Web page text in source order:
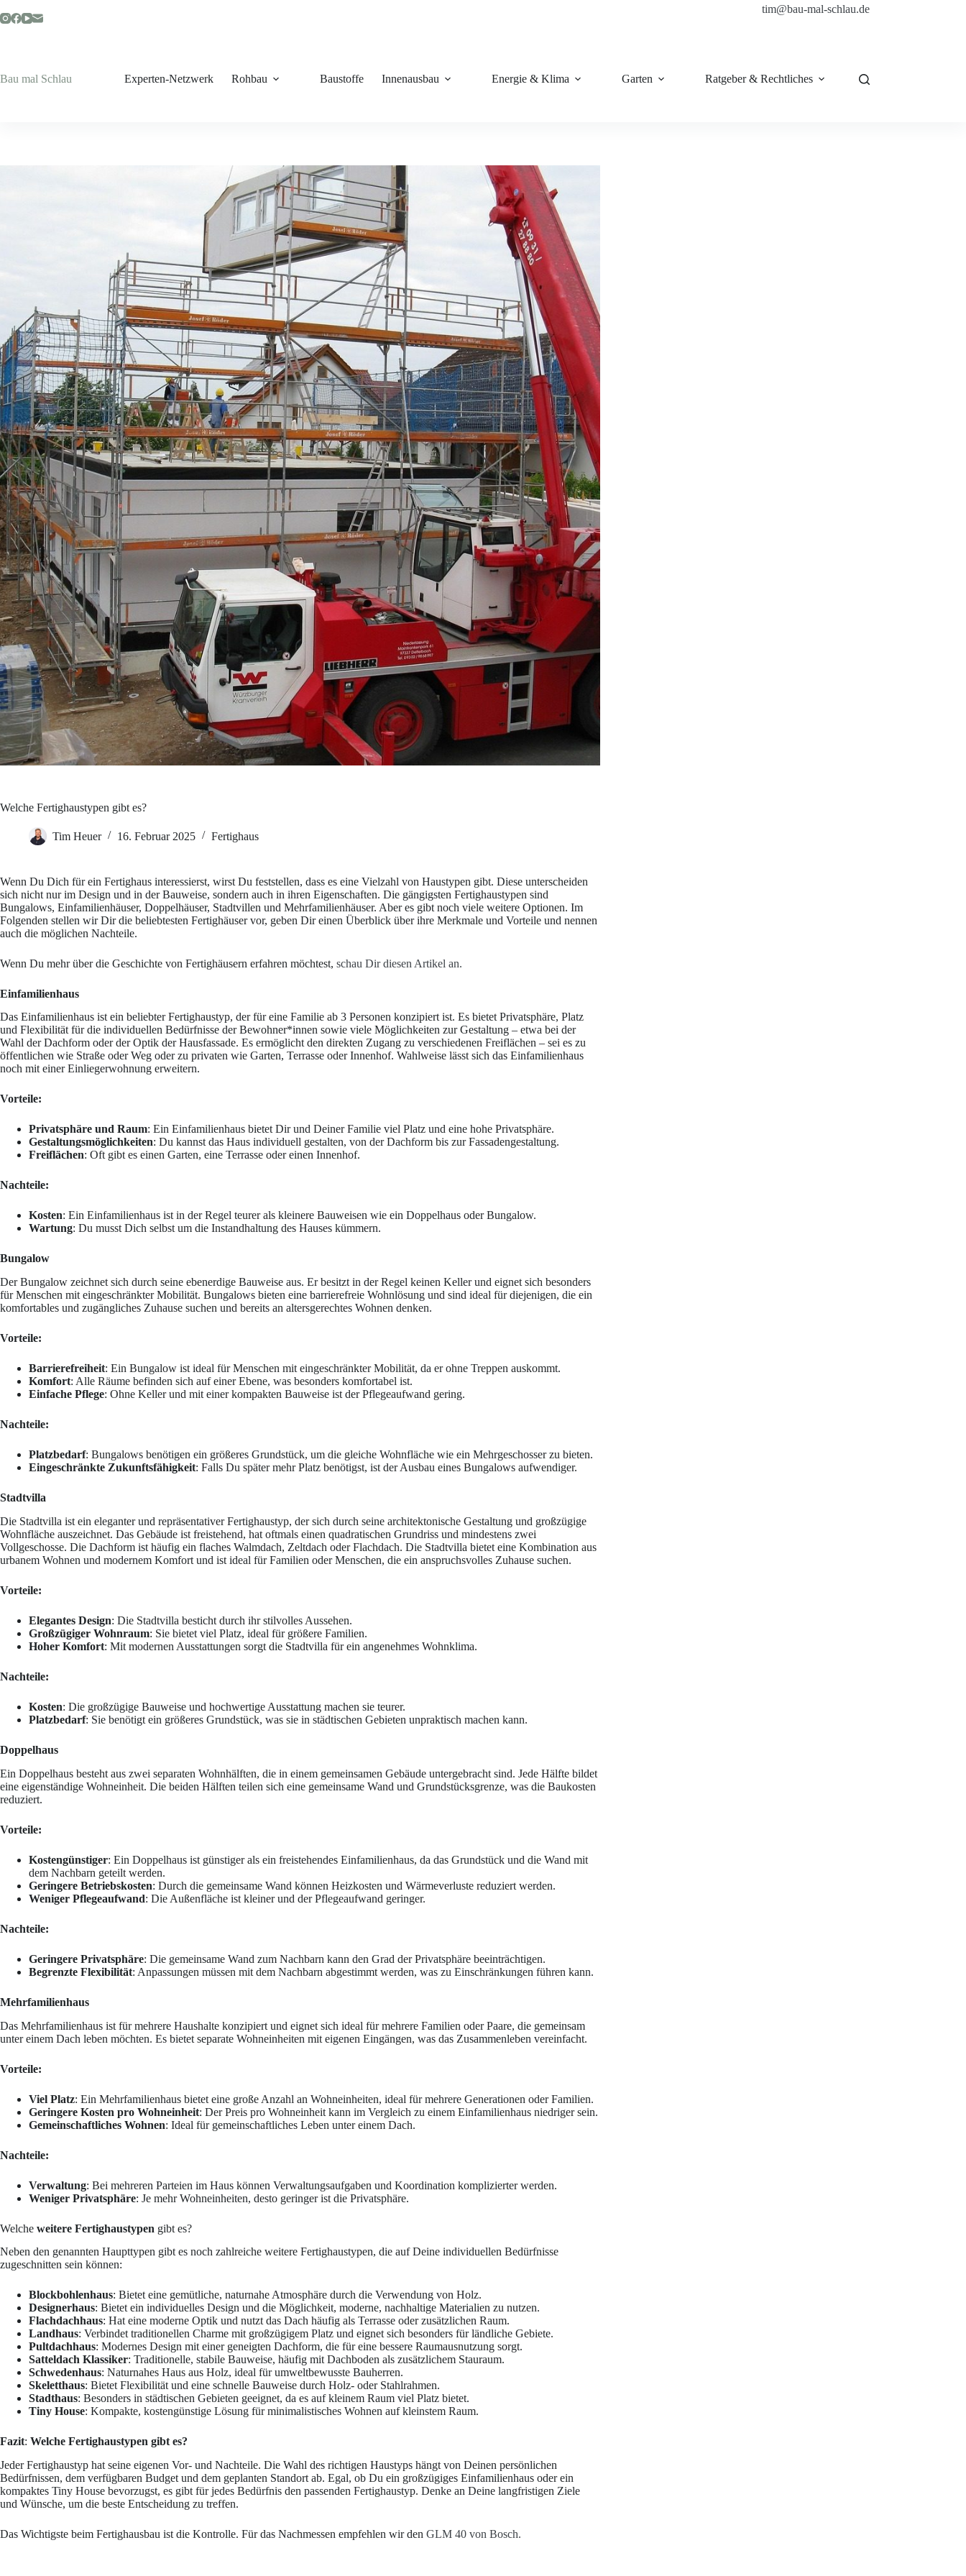
Inhalt
tim@bau-mal-schlau.de
Bau mal Schlau Experten-Netzwerk Rohbau Baustoffe Innenausbau Energie & Klima Garten Ratgeber & Rechtliches Shop
Welche Fertighaustypen gibt es?
Tim Heuer 16. Februar 2025 Fertighaus
Wenn Du Dich für ein Fertighaus interessierst, wirst Du feststellen, dass es eine Vielzahl von Haustypen gibt. Diese unterscheiden
sich nicht nur im Design und in der Bauweise, sondern auch in ihren Eigenschaften. Die gängigsten Fertighaustypen sind
Bungalows, Einfamilienhäuser, Doppelhäuser, Stadtvillen und Mehrfamilienhäuser. Aber es gibt noch viele weitere Optionen. Im
Folgenden stellen wir Dir die beliebtesten Fertighäuser vor, geben Dir einen Überblick über ihre Merkmale und Vorteile und nennen
auch die möglichen Nachteile.
Wenn Du mehr über die Geschichte von Fertighäusern erfahren möchtest, schau Dir diesen Artikel an.
Einfamilienhaus
Das Einfamilienhaus ist ein beliebter Fertighaustyp, der für eine Familie ab 3 Personen konzipiert ist. Es bietet Privatsphäre, Platz
und Flexibilität für die individuellen Bedürfnisse der Bewohner*innen sowie viele Möglichkeiten zur Gestaltung – etwa bei der
Wahl der Dachform oder der Optik der Hausfassade. Es ermöglicht den direkten Zugang zu verschiedenen Freiflächen – sei es zu
öffentlichen wie Straße oder Weg oder zu privaten wie Garten, Terrasse oder Innenhof. Wahlweise lässt sich das Einfamilienhaus
noch mit einer Einliegerwohnung erweitern.
Vorteile:
Privatsphäre und Raum: Ein Einfamilienhaus bietet Dir und Deiner Familie viel Platz und eine hohe Privatsphäre.
Gestaltungsmöglichkeiten: Du kannst das Haus individuell gestalten, von der Dachform bis zur Fassadengestaltung.
Freiflächen: Oft gibt es einen Garten, eine Terrasse oder einen Innenhof.
Nachteile:
Kosten: Ein Einfamilienhaus ist in der Regel teurer als kleinere Bauweisen wie ein Doppelhaus oder Bungalow.
Wartung: Du musst Dich selbst um die Instandhaltung des Hauses kümmern.
Bungalow
Der Bungalow zeichnet sich durch seine ebenerdige Bauweise aus. Er besitzt in der Regel keinen Keller und eignet sich besonders
für Menschen mit eingeschränkter Mobilität. Bungalows bieten eine barrierefreie Wohnlösung und sind ideal für diejenigen, die ein
komfortables und zugängliches Zuhause suchen und bereits an altersgerechtes Wohnen denken.
Vorteile:
Barrierefreiheit: Ein Bungalow ist ideal für Menschen mit eingeschränkter Mobilität, da er ohne Treppen auskommt.
Komfort: Alle Räume befinden sich auf einer Ebene, was besonders komfortabel ist.
Einfache Pflege: Ohne Keller und mit einer kompakten Bauweise ist der Pflegeaufwand gering.
Nachteile:
Platzbedarf: Bungalows benötigen ein größeres Grundstück, um die gleiche Wohnfläche wie ein Mehrgeschosser zu bieten.
Eingeschränkte Zukunftsfähigkeit: Falls Du später mehr Platz benötigst, ist der Ausbau eines Bungalows aufwendiger.
Stadtvilla
Die Stadtvilla ist ein eleganter und repräsentativer Fertighaustyp, der sich durch seine architektonische Gestaltung und großzügige
Wohnfläche auszeichnet. Das Gebäude ist freistehend, hat oftmals einen quadratischen Grundriss und mindestens zwei
Vollgeschosse. Die Dachform ist häufig ein flaches Walmdach, Zeltdach oder Flachdach. Die Stadtvilla bietet eine Kombination aus
urbanem Wohnen und modernem Komfort und ist ideal für Familien oder Menschen, die ein anspruchsvolles Zuhause suchen.
Vorteile:
Elegantes Design: Die Stadtvilla besticht durch ihr stilvolles Aussehen.
Großzügiger Wohnraum: Sie bietet viel Platz, ideal für größere Familien.
Hoher Komfort: Mit modernen Ausstattungen sorgt die Stadtvilla für ein angenehmes Wohnklima.
Nachteile:
Kosten: Die großzügige Bauweise und hochwertige Ausstattung machen sie teurer.
Platzbedarf: Sie benötigt ein größeres Grundstück, was sie in städtischen Gebieten unpraktisch machen kann.
Doppelhaus
Ein Doppelhaus besteht aus zwei separaten Wohnhälften, die in einem gemeinsamen Gebäude untergebracht sind. Jede Hälfte bildet
eine eigenständige Wohneinheit. Die beiden Hälften teilen sich eine gemeinsame Wand und Grundstücksgrenze, was die Baukosten
reduziert.
Vorteile:
Kostengünstiger: Ein Doppelhaus ist günstiger als ein freistehendes Einfamilienhaus, da das Grundstück und die Wand mit
dem Nachbarn geteilt werden.
Geringere Betriebskosten: Durch die gemeinsame Wand können Heizkosten und Wärmeverluste reduziert werden.
Weniger Pflegeaufwand: Die Außenfläche ist kleiner und der Pflegeaufwand geringer.
Nachteile:
Geringere Privatsphäre: Die gemeinsame Wand zum Nachbarn kann den Grad der Privatsphäre beeinträchtigen.
Begrenzte Flexibilität: Anpassungen müssen mit dem Nachbarn abgestimmt werden, was zu Einschränkungen führen kann.
Mehrfamilienhaus
Das Mehrfamilienhaus ist für mehrere Haushalte konzipiert und eignet sich ideal für mehrere Familien oder Paare, die gemeinsam
unter einem Dach leben möchten. Es bietet separate Wohneinheiten mit eigenen Eingängen, was das Zusammenleben vereinfacht.
Vorteile:
Viel Platz: Ein Mehrfamilienhaus bietet eine große Anzahl an Wohneinheiten, ideal für mehrere Generationen oder Familien.
Geringere Kosten pro Wohneinheit: Der Preis pro Wohneinheit kann im Vergleich zu einem Einfamilienhaus niedriger sein.
Gemeinschaftliches Wohnen: Ideal für gemeinschaftliches Leben unter einem Dach.
Nachteile:
Verwaltung: Bei mehreren Parteien im Haus können Verwaltungsaufgaben und Koordination komplizierter werden.
Weniger Privatsphäre: Je mehr Wohneinheiten, desto geringer ist die Privatsphäre.
Welche weitere Fertighaustypen gibt es?
Neben den genannten Haupttypen gibt es noch zahlreiche weitere Fertighaustypen, die auf Deine individuellen Bedürfnisse
zugeschnitten sein können:
Blockbohlenhaus: Bietet eine gemütliche, naturnahe Atmosphäre durch die Verwendung von Holz.
Designerhaus: Bietet ein individuelles Design und die Möglichkeit, moderne, nachhaltige Materialien zu nutzen.
Flachdachhaus: Hat eine moderne Optik und nutzt das Dach häufig als Terrasse oder zusätzlichen Raum.
Landhaus: Verbindet traditionellen Charme mit großzügigem Platz und eignet sich besonders für ländliche Gebiete.
Pultdachhaus: Modernes Design mit einer geneigten Dachform, die für eine bessere Raumausnutzung sorgt.
Satteldach Klassiker: Traditionelle, stabile Bauweise, häufig mit Dachboden als zusätzlichem Stauraum.
Schwedenhaus: Naturnahes Haus aus Holz, ideal für umweltbewusste Bauherren.
Skeletthaus: Bietet Flexibilität und eine schnelle Bauweise durch Holz- oder Stahlrahmen.
Stadthaus: Besonders in städtischen Gebieten geeignet, da es auf kleinem Raum viel Platz bietet.
Tiny House: Kompakte, kostengünstige Lösung für minimalistisches Wohnen auf kleinstem Raum.
Fazit: Welche Fertighaustypen gibt es?
Jeder Fertighaustyp hat seine eigenen Vor- und Nachteile. Die Wahl des richtigen Haustyps hängt von Deinen persönlichen
Bedürfnissen, dem verfügbaren Budget und dem geplanten Standort ab. Egal, ob Du ein großzügiges Einfamilienhaus oder ein
kompaktes Tiny House bevorzugst, es gibt für jedes Bedürfnis den passenden Fertighaustyp. Denke an Deine langfristigen Ziele
und Wünsche, um die beste Entscheidung zu treffen.
Das Wichtigste beim Fertighausbau ist die Kontrolle. Für das Nachmessen empfehlen wir den GLM 40 von Bosch.